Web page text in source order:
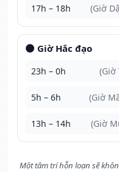
17h – 18h (Giờ
🌑 Giờ Hắc đạo
23h – 0h (Giờ
5h – 6h (Giờ
13h – 14h (Giờ
Một tâm trí hỗn loạn sẽ